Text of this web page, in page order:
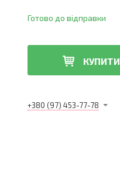
Готово до відправки
КУПИТИ
+380 (97) 453-77-78